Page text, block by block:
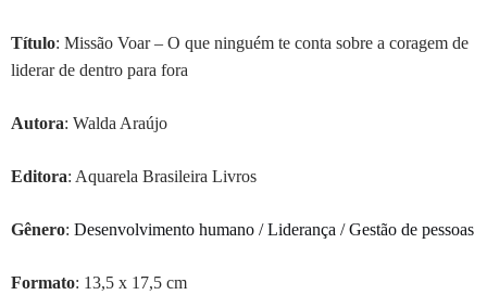
Título: Missão Voar – O que ninguém te conta sobre a coragem de
liderar de dentro para fora
Autora: Walda Araújo
Editora: Aquarela Brasileira Livros
Gênero: Desenvolvimento humano / Liderança / Gestão de pessoas
Formato: 13,5 x 17,5 cm